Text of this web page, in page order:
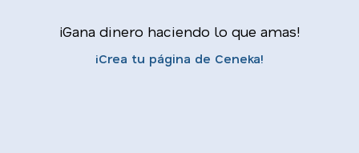
¡Gana dinero haciendo lo que amas!
¡Crea tu página de Ceneka!